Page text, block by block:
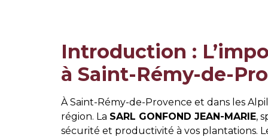
Introduction :
à Saint-Rémy-de-
À Saint-Rémy-de-Provence et dans les
région. La SARL GONFOND JEAN-MARIE,
sécurité et productivité à vos plantations.